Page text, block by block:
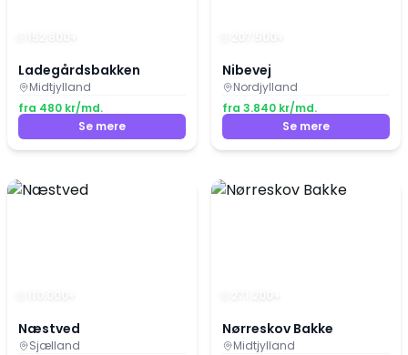
Ladegårdsbakken
Midtjylland
fra 480 kr/md.
Se mere
Nibevej
Nordjylland
fra 3.840 kr/md.
Se mere
Næstved
Sjælland
Nørreskov Bakke
Midtjylland